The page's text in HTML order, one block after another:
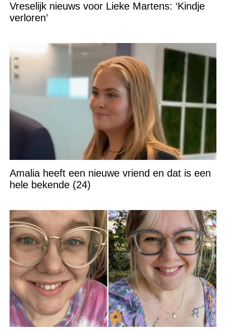
Vreselijk nieuws voor Lieke Martens: ‘Kindje
verloren’
Amalia heeft een nieuwe vriend en dat is een
hele bekende (24)